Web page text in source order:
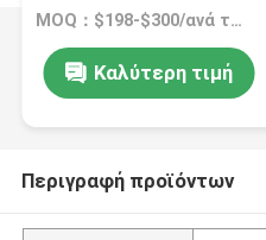
MOQ：$198-$300/ανά τσάντα
Καλύτερη τιμή
Περιγραφή προϊόντων